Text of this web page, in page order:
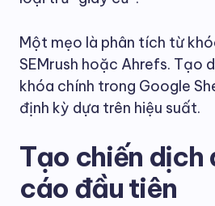
Một mẹo là phân tích từ
SEMrush hoặc Ahrefs. Tạo
khóa chính trong Google
định kỳ dựa trên hiệu suất.
Tạo chiến dịch
cáo đầu tiên